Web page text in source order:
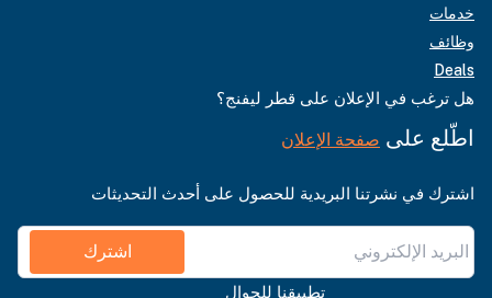
خدمات
وظائف
Deals
هل ترغب في الإعلان على قطر ليفنج؟
اطّلع على صفحة الإعلان
اشترك في نشرتنا البريدية للحصول على أحدث التحديثات
اشترك
تطبيقنا للجوال